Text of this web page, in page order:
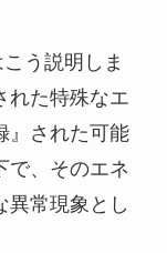
う説明しま
れた特殊なエ
』された可能
で、そのエネ
異常現象とし